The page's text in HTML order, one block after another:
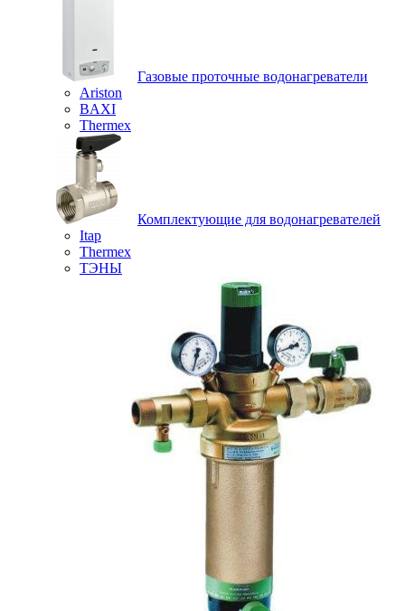
Газовые проточные водонагреватели
Ariston
BAXI
Thermex
Комплектующие для водонагревателей
Itap
Thermex
ТЭНЫ